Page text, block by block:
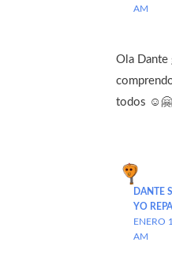
AM
Ola Dante
todos ☺️🤗
DANTE
YO
ENERO
AM